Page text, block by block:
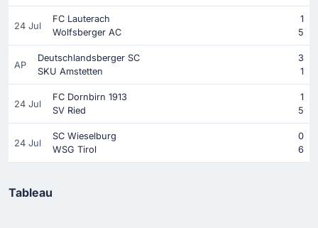
24 Jul
FC Lauterach
1
Wolfsberger AC
5
AP
Deutschlandsberger SC
3
SKU Amstetten
1
24 Jul
FC Dornbirn 1913
1
SV Ried
5
24 Jul
SC Wieselburg
0
WSG Tirol
6
Tableau